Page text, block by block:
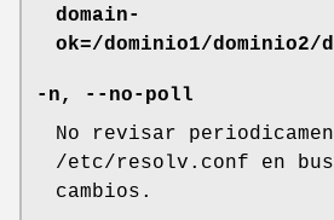
domain-
ok=/dominio1/dominio2/
-n, --no-poll
No revisar
/etc/resolv.conf en
cambios.